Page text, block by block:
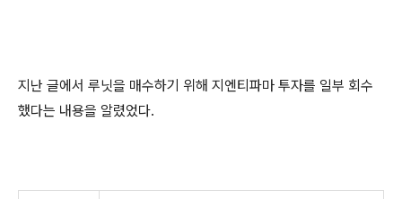
지난 글에서 루닛을 매수하기 위해 지엔티파마 투자를 일부 회수
했다는 내용을 알렸었다.